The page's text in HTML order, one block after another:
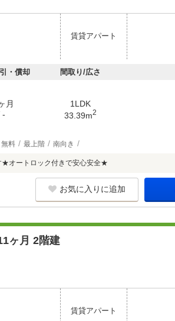
賃貸アパート
・償却 間取り/広さ
月
-
1LDK
33.39m2
料 最上階 南向き
★オートロック付きで安心安全★
お気に入りに追加
ヶ月 2階建
賃貸アパート